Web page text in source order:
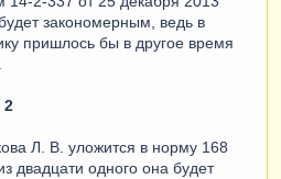
закономерным, ведь в
пришлось бы в другое время
2
Л. В. уложится в норму 168
двадцати одного она будет